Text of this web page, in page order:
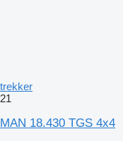
trekker
21
MAN 18.430 TGS 4x4